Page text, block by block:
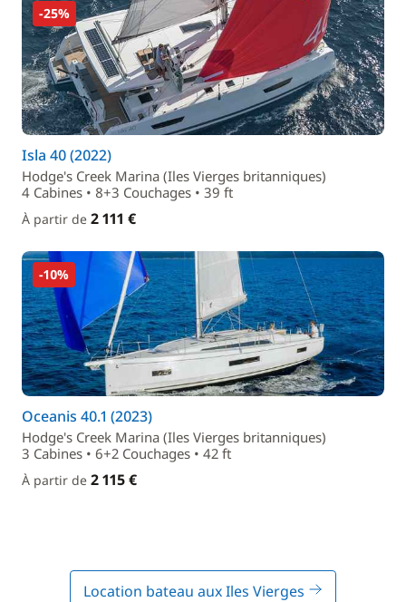
-25%
Isla 40 (2022)
Hodge's Creek Marina (Iles Vierges britanniques)
4 Cabines • 8+3 Couchages • 39 ft
À partir de 2 111 €
-10%
Oceanis 40.1 (2023)
Hodge's Creek Marina (Iles Vierges britanniques)
3 Cabines • 6+2 Couchages • 42 ft
À partir de 2 115 €
Location bateau aux Iles Vierges